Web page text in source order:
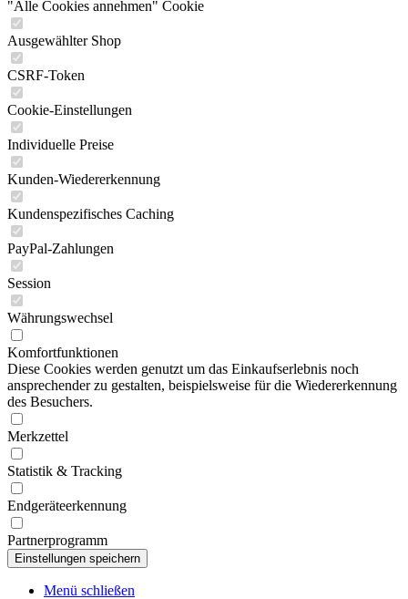
"Alle Cookies annehmen" Cookie
Ausgewählter Shop
CSRF-Token
Cookie-Einstellungen
Individuelle Preise
Kunden-Wiedererkennung
Kundenspezifisches Caching
PayPal-Zahlungen
Session
Währungswechsel
Komfortfunktionen
Diese Cookies werden genutzt um das Einkaufserlebnis noch
ansprechender zu gestalten, beispielsweise für die Wiedererkennung
des Besuchers.
Merkzettel
Statistik & Tracking
Endgeräteerkennung
Partnerprogramm
Menü schließen